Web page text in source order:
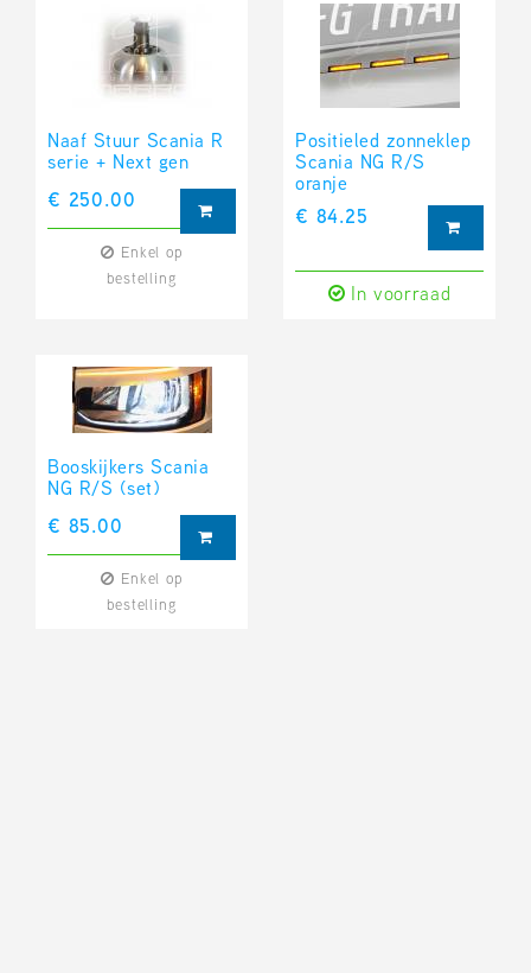
Naaf Stuur Scania R
serie + Next gen
€ 250.00
Enkel op
bestelling
Positieled zonneklep
Scania NG R/S
oranje
€ 84.25
In voorraad
Booskijkers Scania
NG R/S (set)
€ 85.00
Enkel op
bestelling